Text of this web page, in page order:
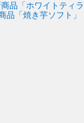
品「ホワイトティ
「焼き芋ソフト」